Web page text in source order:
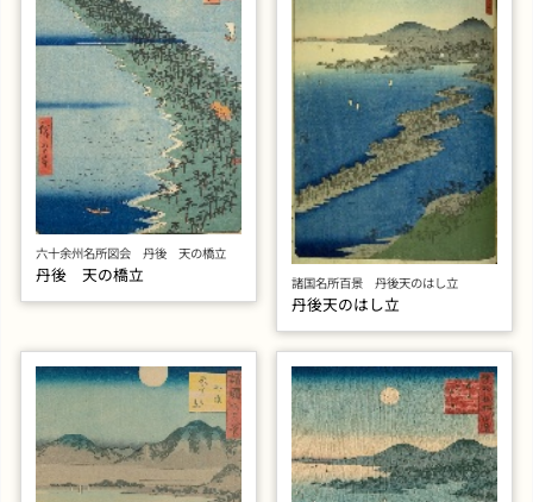
六十余州名所図会 丹後 天の橋立
丹後 天の橋立 諸国名所百景 丹後天のはし立
丹後天のはし立